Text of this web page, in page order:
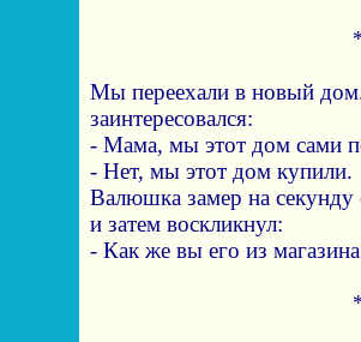
Мы переехали в новый
заинтересовался:
- Мама, мы этот дом сами
- Нет, мы этот дом купили.
Валюшка замер на секунду
и затем воскликнул:
- Как же вы его из